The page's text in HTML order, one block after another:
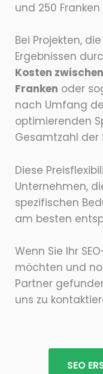
und 250
Bei Projekten,
Ergebnissen
Kosten
Franken oder
nach Umfang
optimierenden
Gesamtzahl der
Diese
Unternehmen,
spezifischen
am besten
Wenn Sie Ihr
möchten und
Partner
uns zu
SEO